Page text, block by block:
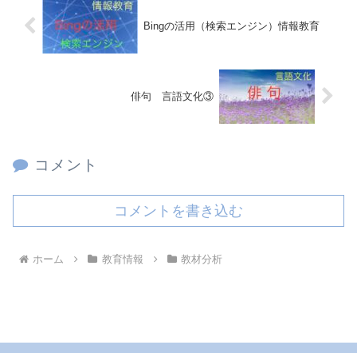
Bingの活用（検索エンジン）情報教育
俳句 言語文化③
コメント
コメントを書き込む
ホーム 教育情報 教材分析